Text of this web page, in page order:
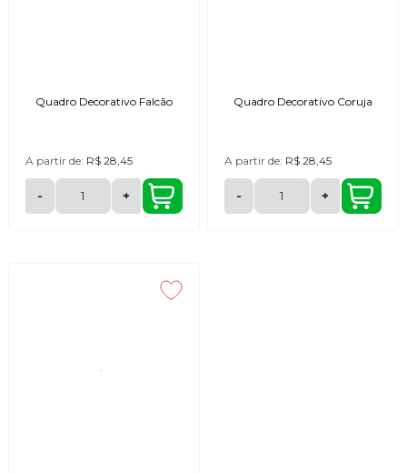
Quadro Decorativo Falcão
A partir de: R$ 28,45
- +
Quadro Decorativo Coruja
A partir de: R$ 28,45
- +